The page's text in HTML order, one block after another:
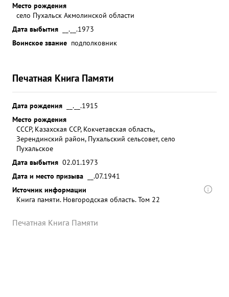
Место рождения
село Пухальск Акмолинской области
Дата выбытия
__.__.1973
Воинское звание подполковник
Печатная Книга Памяти
Дата рождения
__.__.1915
Место рождения
СССР, Казахская ССР, Кокчетавская область,
Зерендинский район, Пухальский сельсовет, село
Пухальское
Дата выбытия 02.01.1973
Дата и место призыва
__.07.1941
Источник информации
Книга памяти. Новгородская область. Том 22
Печатная Книга Памяти